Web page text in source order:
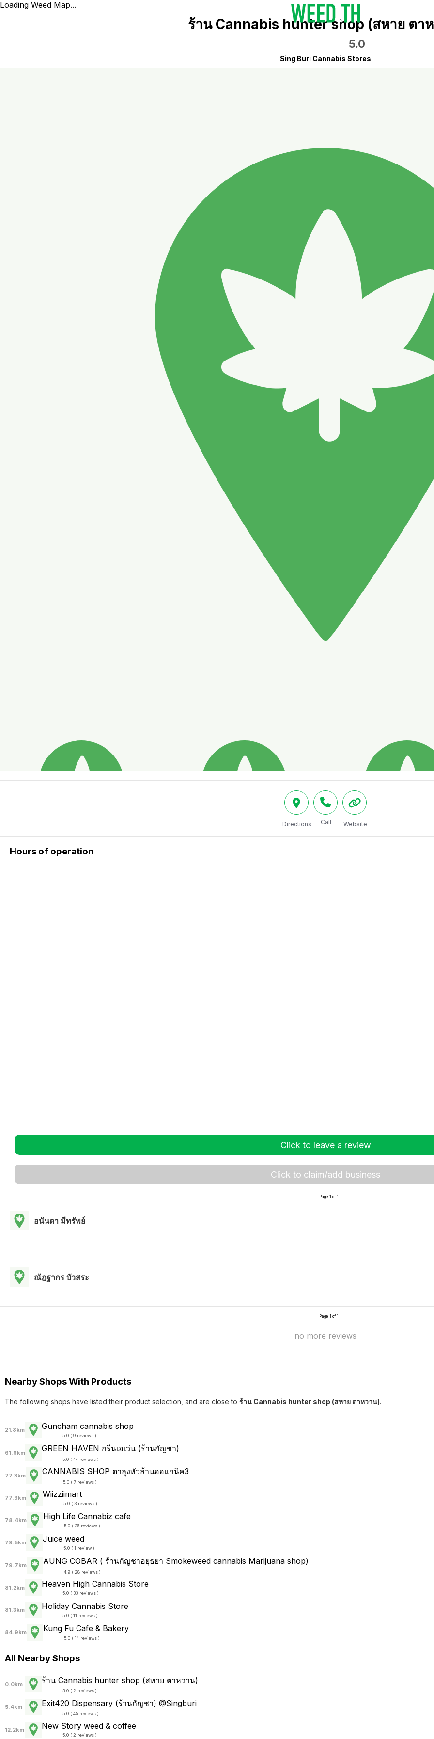
Loading Weed Map...
ร้าน Cannabis hunter shop (สหาย ตา
5.0
Sing Buri Cannabis Stores
Directions Call Website
Hours of operation
Click to leave a review
Click to claim/add business
Page 1 of 1
อนันดา มีทรัพย์
ณัฎฐากร บัวสระ
Page 1 of 1
no more reviews
Nearby Shops With Products
The following shops have listed their product selection, and are close to ร้าน Cannabis hunter shop (สหาย ตาหวาน).
21.8km Guncham cannabis shop
5.0 ( 9 reviews )
61.6km GREEN HAVEN กรีนเฮเว่น (ร้านกัญชา)
5.0 ( 44 reviews )
77.3km CANNABIS SHOP ตาลุงหัวล้านออแกนิค3
5.0 ( 7 reviews )
77.6km Wiizziimart
5.0 ( 3 reviews )
78.4km High Life Cannabiz cafe
5.0 ( 36 reviews )
79.5km Juice weed
5.0 ( 1 review )
79.7km AUNG COBAR ( ร้านกัญชาอยุธยา Smokeweed cannabis Marijuana shop)
4.9 ( 28 reviews )
81.2km Heaven High Cannabis Store
5.0 ( 33 reviews )
81.3km Holiday Cannabis Store
5.0 ( 11 reviews )
84.9km Kung Fu Cafe & Bakery
5.0 ( 14 reviews )
All Nearby Shops
0.0km ร้าน Cannabis hunter shop (สหาย ตาหวาน)
5.0 ( 2 reviews )
5.4km Exit420 Dispensary (ร้านกัญชา) @Singburi
5.0 ( 45 reviews )
12.2km New Story weed & coffee
5.0 ( 2 reviews )